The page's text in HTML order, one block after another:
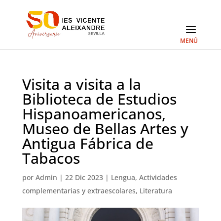
Visita a visita a la
Biblioteca de Estudios
Hispanoamericanos,
Museo de Bellas Artes y
Antigua Fábrica de
Tabacos
por Admin | 22 Dic 2023| Lengua, Actividades
complementarias y extraescolares, Literatura